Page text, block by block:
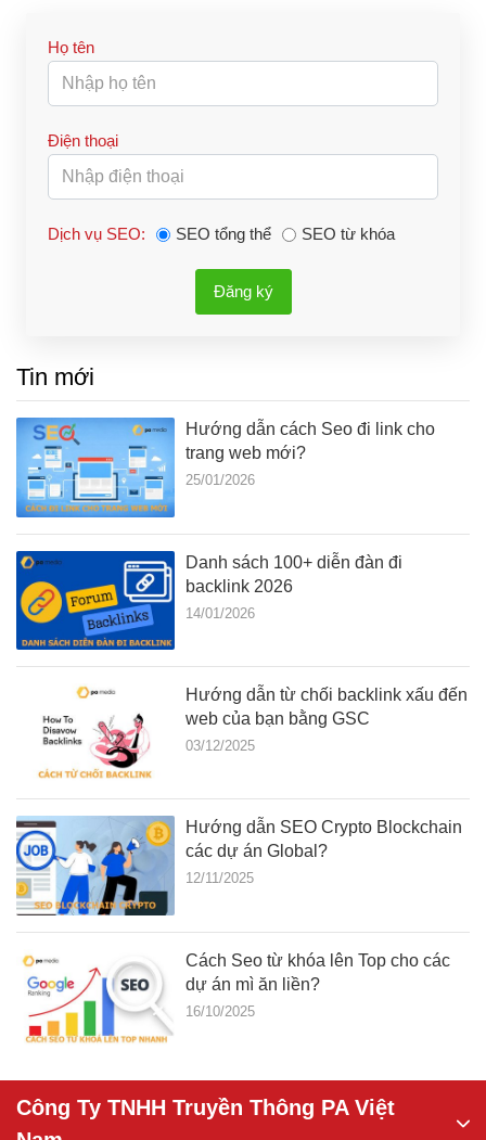
Họ tên
Điện thoại
Dịch vụ SEO: SEO tổng thể SEO từ khóa
Đăng ký
Tin mới
Hướng dẫn cách Seo đi link cho
trang web mới?
25/01/2026
Danh sách 100+ diễn đàn đi
backlink 2026
14/01/2026
Hướng dẫn từ chối backlink xấu đến
web của bạn bằng GSC
03/12/2025
Hướng dẫn SEO Crypto Blockchain
các dự án Global?
12/11/2025
Cách Seo từ khóa lên Top cho các
dự án mì ăn liền?
16/10/2025
Công Ty TNHH Truyền Thông PA Việt